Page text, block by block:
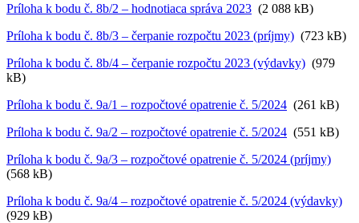
Príloha k bodu č. 8b/2 – hodnotiaca správa 2023 (2 088 kB)
Príloha k bodu č. 8b/3 – čerpanie rozpočtu 2023 (príjmy) (723 kB)
Príloha k bodu č. 8b/4 – čerpanie rozpočtu 2023 (výdavky) (979
kB)
Príloha k bodu č. 9a/1 – rozpočtové opatrenie č. 5/2024 (261 kB)
Príloha k bodu č. 9a/2 – rozpočtové opatrenie č. 5/2024 (551 kB)
Príloha k bodu č. 9a/3 – rozpočtové opatrenie č. 5/2024 (príjmy)
(568 kB)
Príloha k bodu č. 9a/4 – rozpočtové opatrenie č. 5/2024 (výdavky)
(929 kB)